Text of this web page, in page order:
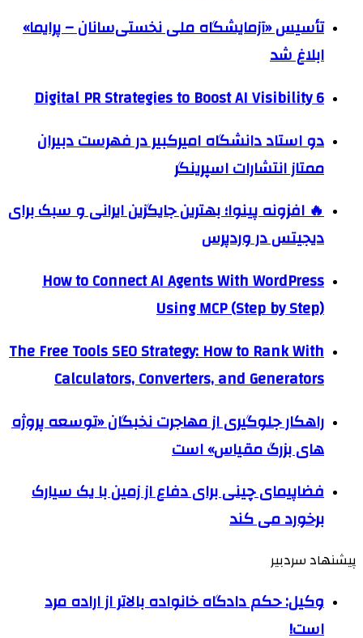
تأسیس «آزمایشگاه ملی نخستی‌سانان – پرایما»
ابلاغ شد
6 Digital PR Strategies to Boost AI Visibility
دو استاد دانشگاه امیرکبیر در فهرست دبیران
ممتاز انتشارات اسپرینگر
🔥 افزونه پینوا؛ بهترین جایگزین ایرانی و سبک برای
دیجیتس در وردپرس
How to Connect AI Agents With WordPress
Using MCP (Step by Step)
The Free Tools SEO Strategy: How to Rank With
Calculators, Converters, and Generators
راهکار جلوگیری از مهاجرت نخبگان «توسعه پروژه
های بزرگ مقیاس» است
فضاپیمای چینی برای دفاع از زمین با یک سیارک
برخورد می کند
پیشنهاد سردبیر
وکیل: حکم دادگاه خانواده بالاتر از اراده مرد
است!